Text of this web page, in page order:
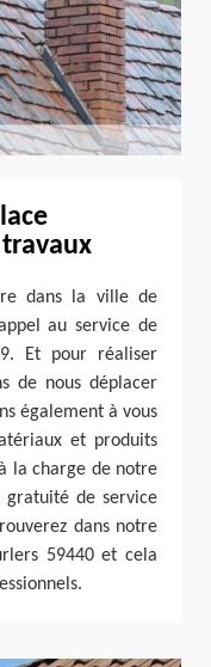
dans la ville de
au service de
Et pour réaliser
de nous déplacer
également à vous
et produits
la charge de notre
gratuité de service
dans notre
59440 et cela